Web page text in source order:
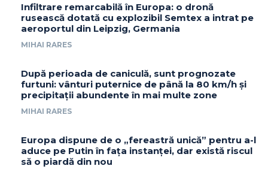
Infiltrare remarcabilă în Europa: o dronă
rusească dotată cu explozibil Semtex a intrat pe
aeroportul din Leipzig, Germania
MIHAI RARES
După perioada de caniculă, sunt prognozate
furtuni: vânturi puternice de până la 80 km/h și
precipitații abundente în mai multe zone
MIHAI RARES
Europa dispune de o „fereastră unică” pentru a-l
aduce pe Putin în fața instanței, dar există riscul
să o piardă din nou